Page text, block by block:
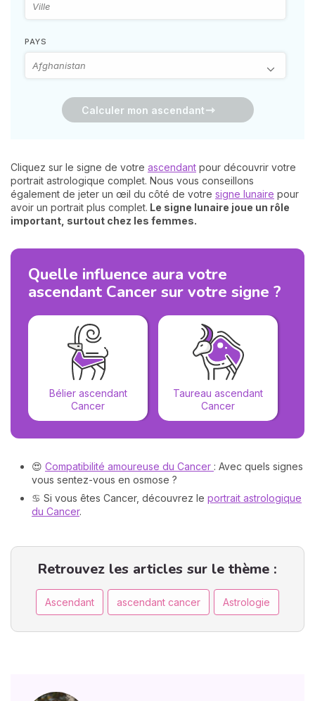
PAYS
Calculer mon ascendant
Cliquez sur le signe de votre ascendant pour découvrir votre
portrait astrologique complet. Nous vous conseillons
également de jeter un œil du côté de votre signe lunaire pour
avoir un portrait plus complet. Le signe lunaire joue un rôle
important, surtout chez les femmes.
Quelle influence aura votre
ascendant Cancer sur votre signe ?
Bélier ascendant
Cancer
Taureau ascendant
Cancer
😍 Compatibilité amoureuse du Cancer : Avec quels signes
vous sentez-vous en osmose ?
♋ Si vous êtes Cancer, découvrez le portrait astrologique
du Cancer.
Retrouvez les articles sur le thème :
Ascendant ascendant cancer Astrologie